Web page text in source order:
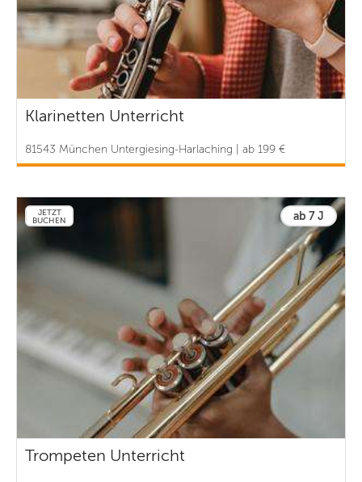
Klarinetten Unterricht
81543 München Untergiesing-Harlaching | ab 199 €
JETZT
BUCHEN
ab 7 J
Trompeten Unterricht